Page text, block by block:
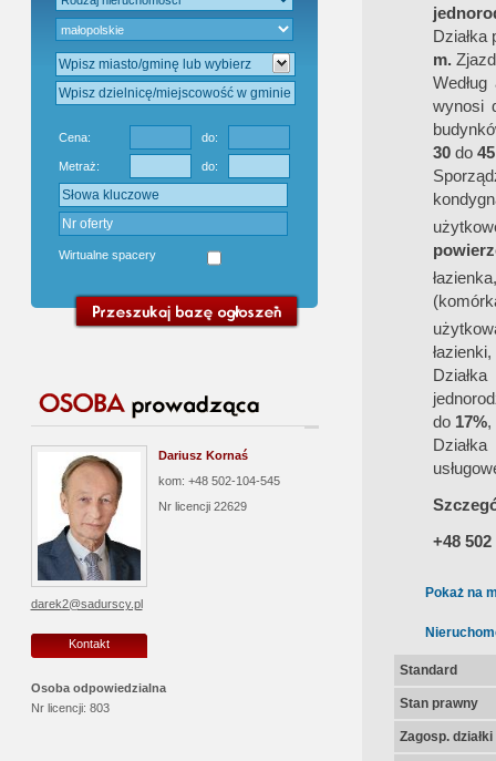
Cena: do:
Metraż: do:
Wirtualne spacery
Dariusz Kornaś
kom: +48 502-104-545
Nr licencji 22629
darek2@sadurscy.pl
Kontakt
Osoba odpowiedzialna
Nr licencji: 803
m.
Według
wynosi
30 do
do 17%,
Sz
+48 502
Pokaż na
Standard
Stan prawny
Zagosp. działki